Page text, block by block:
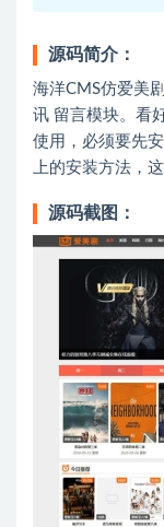
源码简介：
海洋CMS仿爱美
讯 留言模块。看
使用，必须要先
上的安装方法，这
源码截图：